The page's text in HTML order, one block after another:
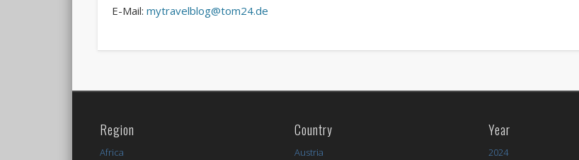
E-Mail:mytravelblog@tom24.de
Region
Africa
Country
Austria
Year
2024